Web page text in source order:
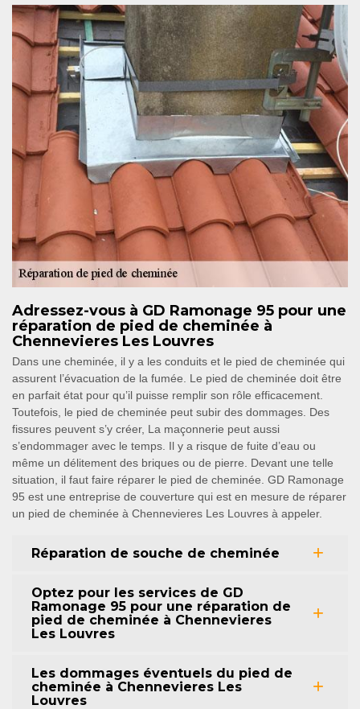
Adressez-vous à GD Ramonage 95 pour une
réparation de pied de cheminée à
Chennevieres Les Louvres
Dans une cheminée, il y a les conduits et le pied de cheminée qui
assurent l’évacuation de la fumée. Le pied de cheminée doit être
en parfait état pour qu’il puisse remplir son rôle efficacement.
Toutefois, le pied de cheminée peut subir des dommages. Des
fissures peuvent s’y créer, La maçonnerie peut aussi
s’endommager avec le temps. Il y a risque de fuite d’eau ou
même un délitement des briques ou de pierre. Devant une telle
situation, il faut faire réparer le pied de cheminée. GD Ramonage
95 est une entreprise de couverture qui est en mesure de réparer
un pied de cheminée à Chennevieres Les Louvres à appeler.
Réparation de souche de cheminée
Optez pour les services de GD
Ramonage 95 pour une réparation de
pied de cheminée à Chennevieres
Les Louvres
Les dommages éventuels du pied de
cheminée à Chennevieres Les
Louvres